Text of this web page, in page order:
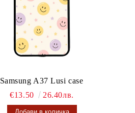
Samsung A37 Lusi case
€13.50
26.40лв.